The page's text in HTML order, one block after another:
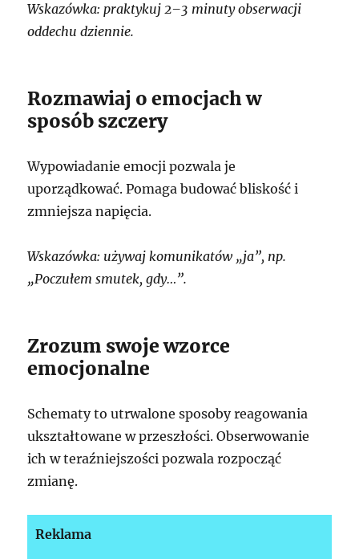
Wskazówka: praktykuj 2–3 minuty obserwacji
oddechu dziennie.
Rozmawiaj o emocjach w
sposób szczery
Wypowiadanie emocji pozwala je
uporządkować. Pomaga budować bliskość i
zmniejsza napięcia.
Wskazówka: używaj komunikatów „ja”, np.
„Poczułem smutek, gdy…”.
Zrozum swoje wzorce
emocjonalne
Schematy to utrwalone sposoby reagowania
ukształtowane w przeszłości. Obserwowanie
ich w teraźniejszości pozwala rozpocząć
zmianę.
Reklama